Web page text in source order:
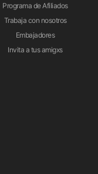
Programa de Afiliados
Trabaja con nosotros
Embajadores
Invita a tus amigxs